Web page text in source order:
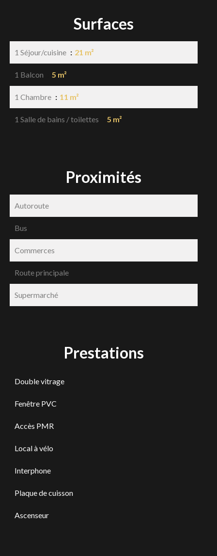
Surfaces
1 Séjour/cuisine 21 m²
1 Balcon 5 m²
1 Chambre 11 m²
1 Salle de bains / toilettes 5 m²
Proximités
Autoroute
Bus
Commerces
Route principale
Supermarché
Prestations
Double vitrage
Fenêtre PVC
Accès PMR
Local à vélo
Interphone
Plaque de cuisson
Ascenseur